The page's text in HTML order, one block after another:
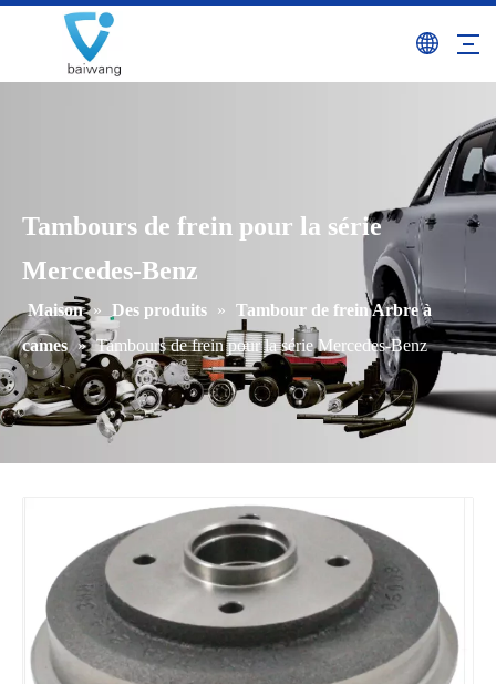
Tambours de frein pour la série
Mercedes-Benz
Maison » Des produits » Tambour de frein Arbre à
cames » Tambours de frein pour la série Mercedes-Benz